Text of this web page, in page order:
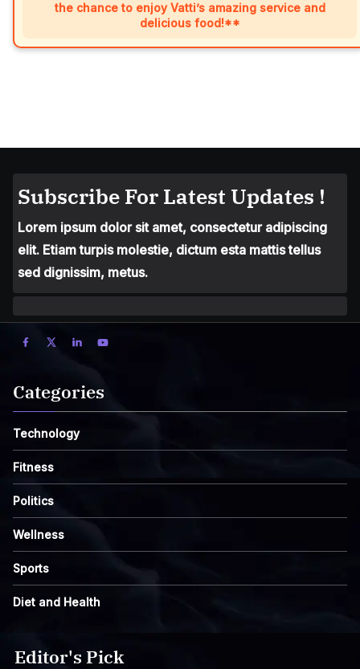
the chance to enjoy Vatti’s amazing service and
delicious food!**
Subscribe For Latest Updates !
Lorem ipsum dolor sit amet, consectetur adipiscing
elit. Etiam turpis molestie, dictum esta mattis tellus
sed dignissim, metus.
Categories
Technology
Fitness
Politics
Wellness
Sports
Diet and Health
Editor's Pick